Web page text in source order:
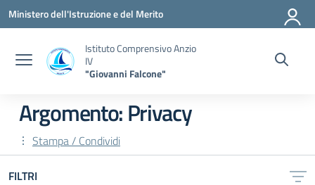
Vai ai contenuti
Vai al menu di navigazione
Vai al footer
Ministero dell'Istruzione e del Merito
Istituto Comprensivo Anzio
IV
"Giovanni Falcone"
Argomento: Privacy
Stampa / Condividi
FILTRI